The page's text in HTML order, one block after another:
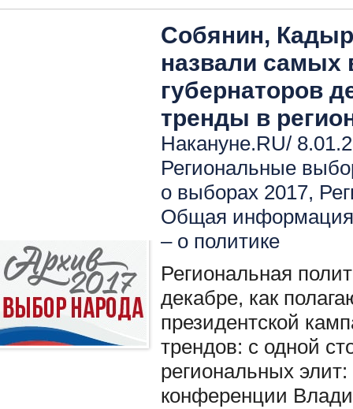
Собянин,
назвали самых
губернаторов
тренды в
Накануне.RU/
Региональные
о выборах 2017,
Общая
– о политике
Региональная
декабре, как
президентской
трендов: с одной
региональных
конференции